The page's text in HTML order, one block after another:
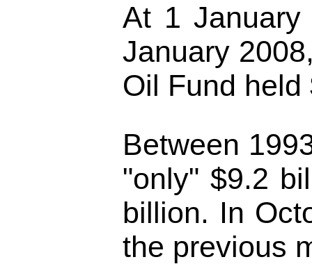
At 1
January
Oil Fund
Between
"only" $9.2
billion. In
the previous